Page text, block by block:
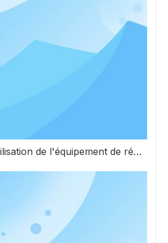
Avantages de l'utilisation de l'équipement de réparation automatique de films AMB/DBC dans la fabrication électronique